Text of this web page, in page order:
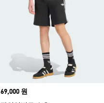
Price
69,000 원